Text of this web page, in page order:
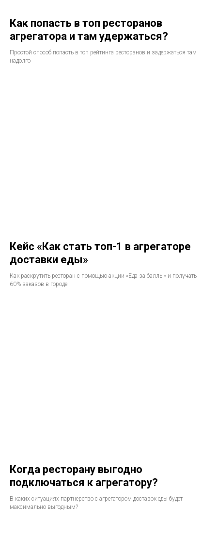
Как попасть в топ ресторанов
агрегатора и там удержаться?
Простой способ попасть в топ рейтинга ресторанов и задержаться там
надолго
Кейс «Как стать топ-1 в агрегаторе
доставки еды»
Как раскрутить ресторан с помощью акции «Еда за баллы» и получать
60% заказов в городе
Когда ресторану выгодно
подключаться к агрегатору?
В каких ситуациях партнерство с агрегатором доставок еды будет
максимально выгодным?